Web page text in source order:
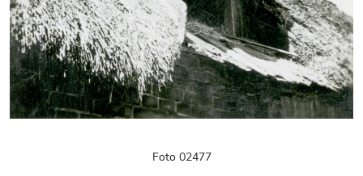
Foto 02477